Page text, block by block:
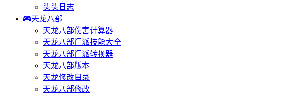
头头日志
天龙八部
天龙八部伤害计算器
天龙八部门派技能大全
天龙八部门派转换器
天龙八部版本
天龙修改目录
天龙八部修改